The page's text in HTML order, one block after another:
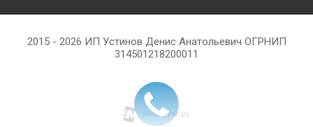
2015 - 2026 ИП Устинов Денис Анатольевич ОГРНИП
314501218200011